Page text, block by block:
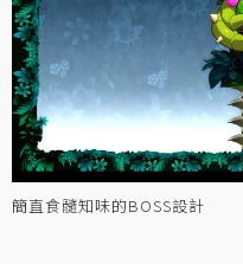
簡直食髓知味的BOSS設計